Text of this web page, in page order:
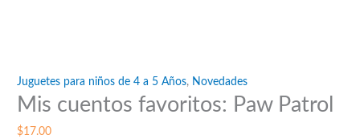
Juguetes para niños de 4 a 5 Años, Novedades
Mis cuentos favoritos: Paw Patrol
$17.00